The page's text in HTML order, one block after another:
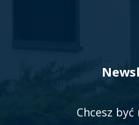
Chcesz być